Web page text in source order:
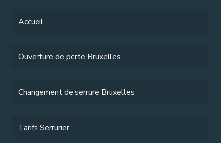
Accueil
Ouverture de porte Bruxelles
Changement de serrure Bruxelles
Tarifs Serrurier